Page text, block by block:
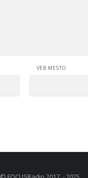
VEB MESTO